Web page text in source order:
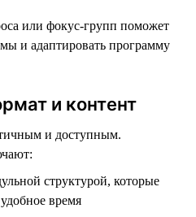
или фокус-групп поможет
и адаптировать программу
и контент
и доступным.
структурой, которые
время